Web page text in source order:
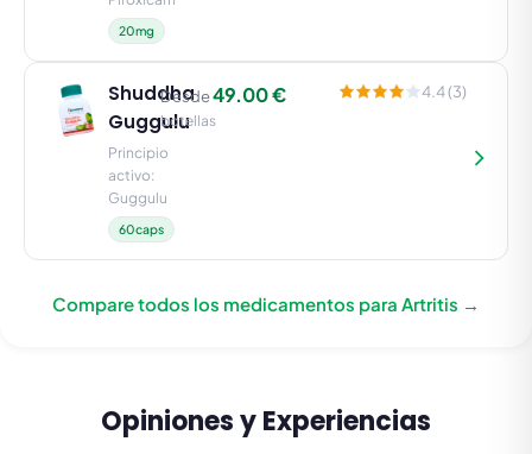
20mg
Shuddha
Guggulu
Principio
activo:
Guggulu
60caps
Desde49.00 €
botellas
4.4 (3)
Compare todos los medicamentos para Artritis →
Opiniones y Experiencias